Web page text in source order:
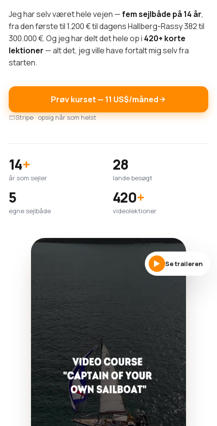
Jeg har selv været hele vejen —fem sejlbåde på 14 år,
fra den første til 1.200 € til dagens Hallberg-Rassy 382 til
300.000 €. Og jeg har delt det hele op i 420+ korte
lektioner — alt det, jeg ville have fortalt mig selv fra
starten.
Prøv kurset — 11 US$/måned
Stripe · opsig når som helst
14+
år som sejler
28
lande besøgt
5
egne sejlbåde
420+
videolektioner
Se traileren